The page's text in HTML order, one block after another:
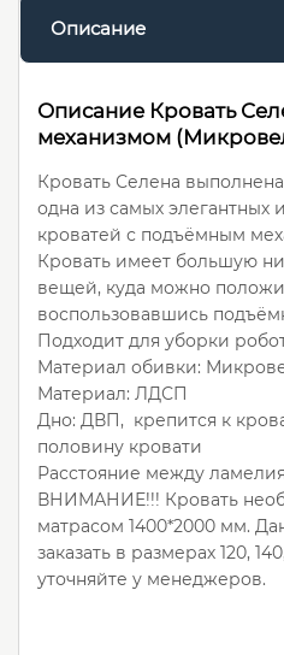
Описание
Описание Кровать
механизмом
Кровать Селена
одна из самых элегантных
кроватей с подъёмным
Кровать имеет большую
вещей, куда можно
воспользовавшись
Подходит для уборки
Материал обивки:
Материал: ЛДСП
Дно: ДВП, крепится к
половину кровати
Расстояние между
ВНИМАНИЕ!!! Кровать
матрасом 1400*2000 мм.
заказать в размерах 120,
уточняйте у менеджеров.